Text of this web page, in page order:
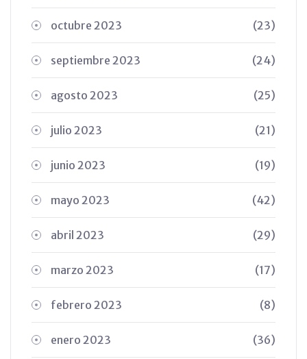
octubre 2023 (23)
septiembre 2023 (24)
agosto 2023 (25)
julio 2023 (21)
junio 2023 (19)
mayo 2023 (42)
abril 2023 (29)
marzo 2023 (17)
febrero 2023 (8)
enero 2023 (36)